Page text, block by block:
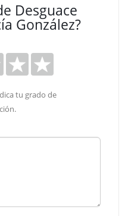
Desguace
González?
tu grado de